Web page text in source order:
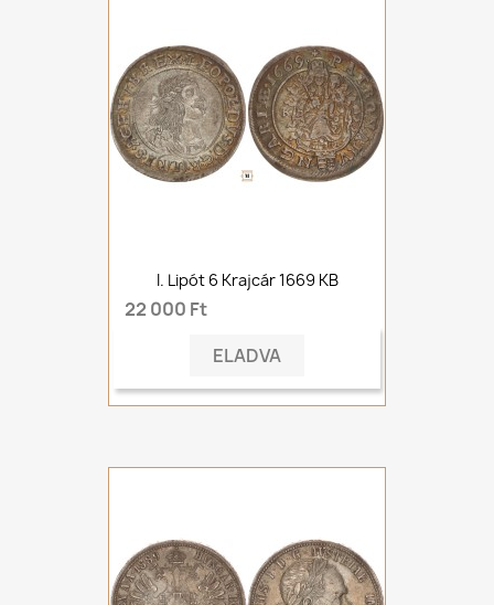
I. Lipót 6 Krajcár 1669 KB
22 000 Ft
ELADVA